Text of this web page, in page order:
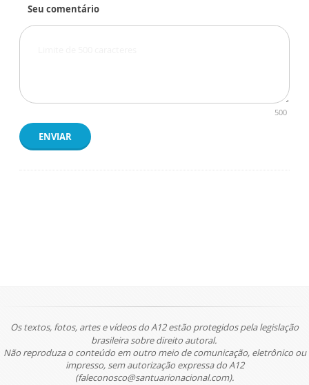
Seu comentário
500
ENVIAR
Os textos, fotos, artes e vídeos do A12 estão protegidos pela legislação
brasileira sobre direito autoral.
Não reproduza o conteúdo em outro meio de comunicação, eletrônico ou
impresso, sem autorização expressa do A12
(faleconosco@santuarionacional.com).